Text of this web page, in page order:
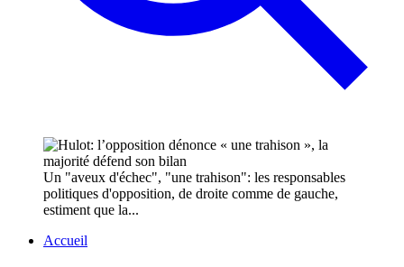
Un "aveux d'échec", "une trahison": les responsables
politiques d'opposition, de droite comme de gauche,
estiment que la...
Accueil